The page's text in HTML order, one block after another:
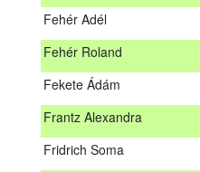
Fehér Adél
Fehér Roland
Fekete Ádám
Frantz Alexandra
Fridrich Soma